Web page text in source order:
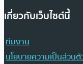
เกี่ยวกับเว็บไซต์นี้
ทีมงาน
นโยบายความเป็นส่วนตั